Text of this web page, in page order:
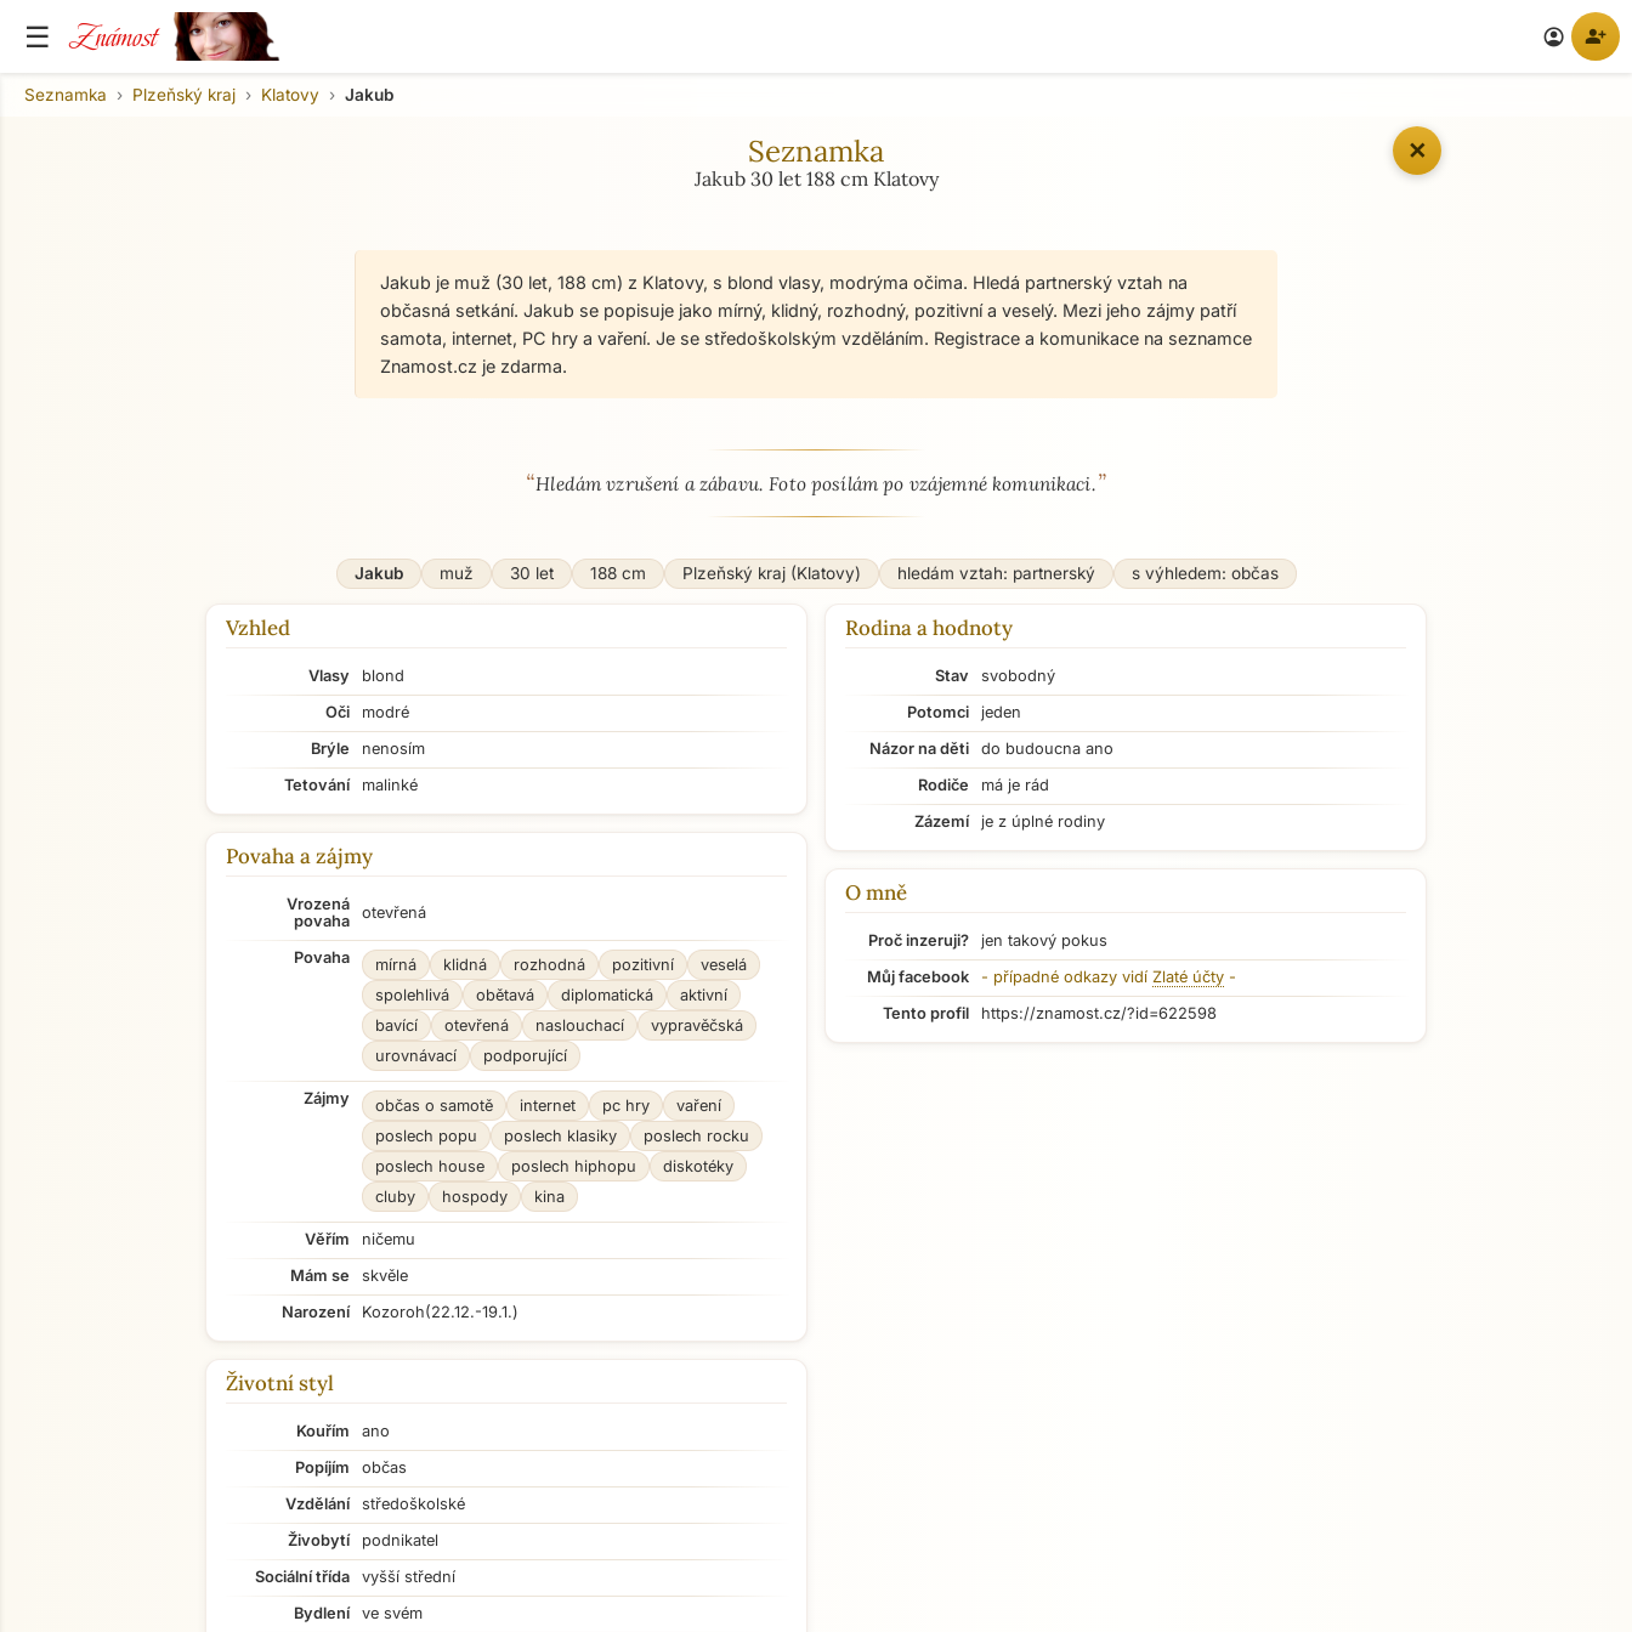
☰ Známost account_circle person_add
✕
Seznamka Plzeňský kraj Klatovy Jakub
Seznamka
Jakub 30 let 188 cm Klatovy
Jakub je muž (30 let, 188 cm) z Klatovy, s blond vlasy, modrýma očima. Hledá partnerský vztah na
občasná setkání. Jakub se popisuje jako mírný, klidný, rozhodný, pozitivní a veselý. Mezi jeho zájmy patří
samota, internet, PC hry a vaření. Je se středoškolským vzděláním. Registrace a komunikace na seznamce
Znamost.cz je zdarma.
O mně - seznamka profil
“Hledám vzrušení a zábavu. Foto posílám po vzájemné komunikaci.”
Jakub muž 30 let 188 cm Plzeňský kraj (Klatovy) hledám vztah: partnerský s výhledem: občas
Vzhled
Vlasy
blond
Oči
modré
Brýle
nenosím
Tetování
malinké
Povaha a zájmy
Vrozená
povaha
otevřená
Povaha mírná klidná rozhodná pozitivní
veselá
spolehlivá
obětavá diplomatická
aktivní
bavící
otevřená naslouchací
vypravěčská
urovnávací
podporující
Zájmy občas o samotě internet pc hry
vaření
poslech popu
poslech klasiky
poslech rocku
poslech house
poslech hiphopu
diskotéky
cluby
hospody kina
Věřím
ničemu
Mám se
skvěle
Narození
Kozoroh(22.12.-19.1.)
Životní styl
Kouřím
ano
Popíjím
občas
Vzdělání
středoškolské
Živobytí
podnikatel
Sociální třída
vyšší střední
Bydlení
ve svém
Rodina a hodnoty
Stav
svobodný
Potomci
jeden
Názor na děti
do budoucna ano
Rodiče
má je rád
Zázemí
je z úplné rodiny
O mně
Proč inzeruji?
jen takový pokus
Můj facebook
- případné odkazy vidí Zlaté účty -
Tento profil
https://znamost.cz/?id=622598